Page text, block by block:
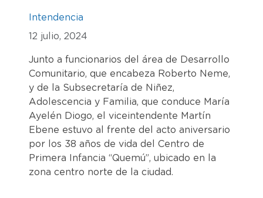
Intendencia
12 julio, 2024
Junto a funcionarios del área de Desarrollo
Comunitario, que encabeza Roberto Neme,
y de la Subsecretaría de Niñez,
Adolescencia y Familia, que conduce María
Ayelén Diogo, el viceintendente Martín
Ebene estuvo al frente del acto aniversario
por los 38 años de vida del Centro de
Primera Infancia “Quemú”, ubicado en la
zona centro norte de la ciudad.